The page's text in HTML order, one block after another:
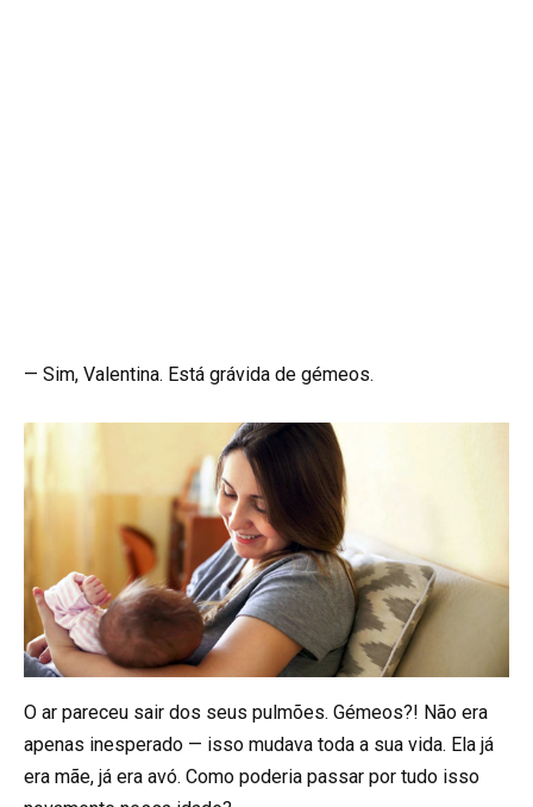
— Sim, Valentina. Está grávida de gémeos.
O ar pareceu sair dos seus pulmões. Gémeos?! Não era
apenas inesperado — isso mudava toda a sua vida. Ela já
era mãe, já era avó. Como poderia passar por tudo isso